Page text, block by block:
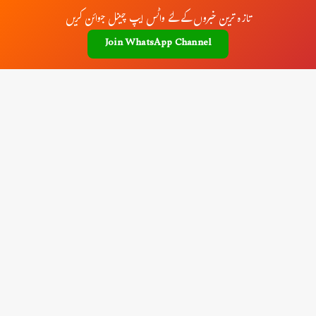
تازہ ترین خبروں کے لئے واٹس ایپ چینل جوائن کریں
Join WhatsApp Channel